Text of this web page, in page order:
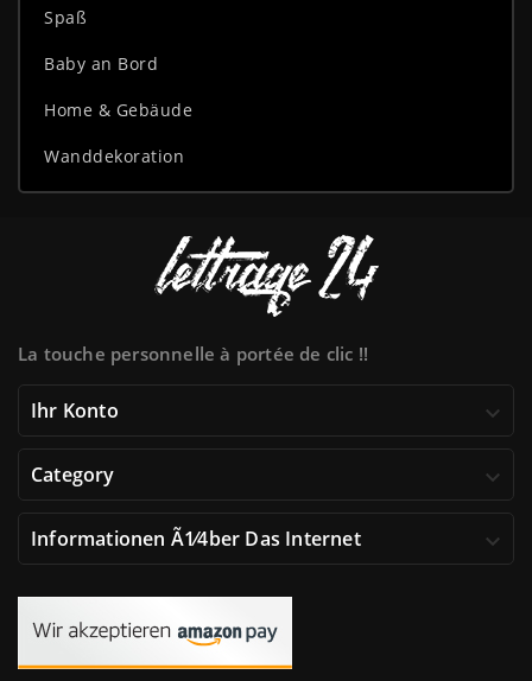
Spaß
Baby an Bord
Home & Gebäude
Wanddekoration
La touche personnelle à portée de clic !!
Ihr Konto 
Category 
Informationen Ã1⁄4ber Das Internet 